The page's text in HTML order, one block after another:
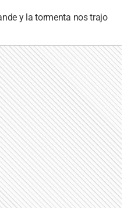
y la tormenta nos trajo